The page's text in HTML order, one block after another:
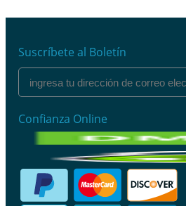
Suscríbete al Boletín
Confianza Online